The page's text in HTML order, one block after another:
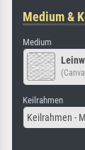
Medium &
Medium
Keilrahmen
Keilrahmen -